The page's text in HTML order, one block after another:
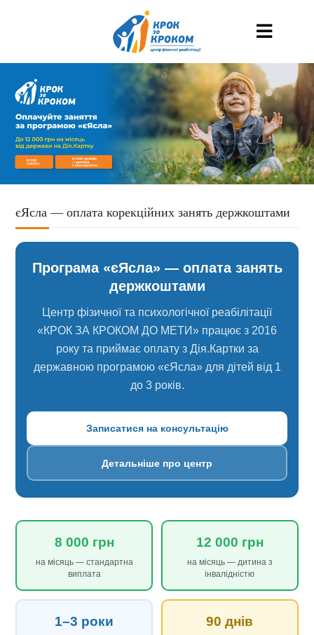
єЯсла — оплата корекційних занять держкоштами
Програма «єЯсла» — оплата занять
держкоштами
Центр фізичної та психологічної реабілітації
«КРОК ЗА КРОКОМ ДО МЕТИ» працює з 2016
року та приймає оплату з Дія.Картки за
державною програмою «єЯсла» для дітей від 1
до 3 років.
Записатися на консультацію
Детальніше про центр
8 000 грн
на місяць — стандартна
виплата
12 000 грн
на місяць — дитина з
інвалідністю
1–3 роки 90 днів